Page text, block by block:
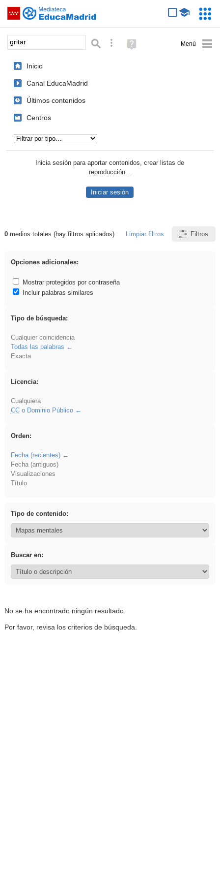
Saltar navegación
Palabra o frase: Búsqueda avanzada
Ayuda
(en
Inicio
Canal EducaMadrid
Últimos contenidos
Centros
Inicia sesión para aportar contenidos, crear listas de
reproducción...
Iniciar sesión
Resultados de: gritar
0medios totales (hay filtros aplicados) Limpiar filtros Filtros
Opciones adicionales:
Mostrar protegidos por contraseña
Incluir palabras similares
Tipo de búsqueda:
Cualquier coincidencia
Todas las palabras
Exacta
Licencia:
Cualquiera
CCo Dominio Público
Orden:
Fecha (recientes)
Fecha (antiguos)
Visualizaciones
Título
Tipo de contenido:
Buscar en:
No se ha encontrado ningún resultado.
Por favor, revisa los criterios de búsqueda.